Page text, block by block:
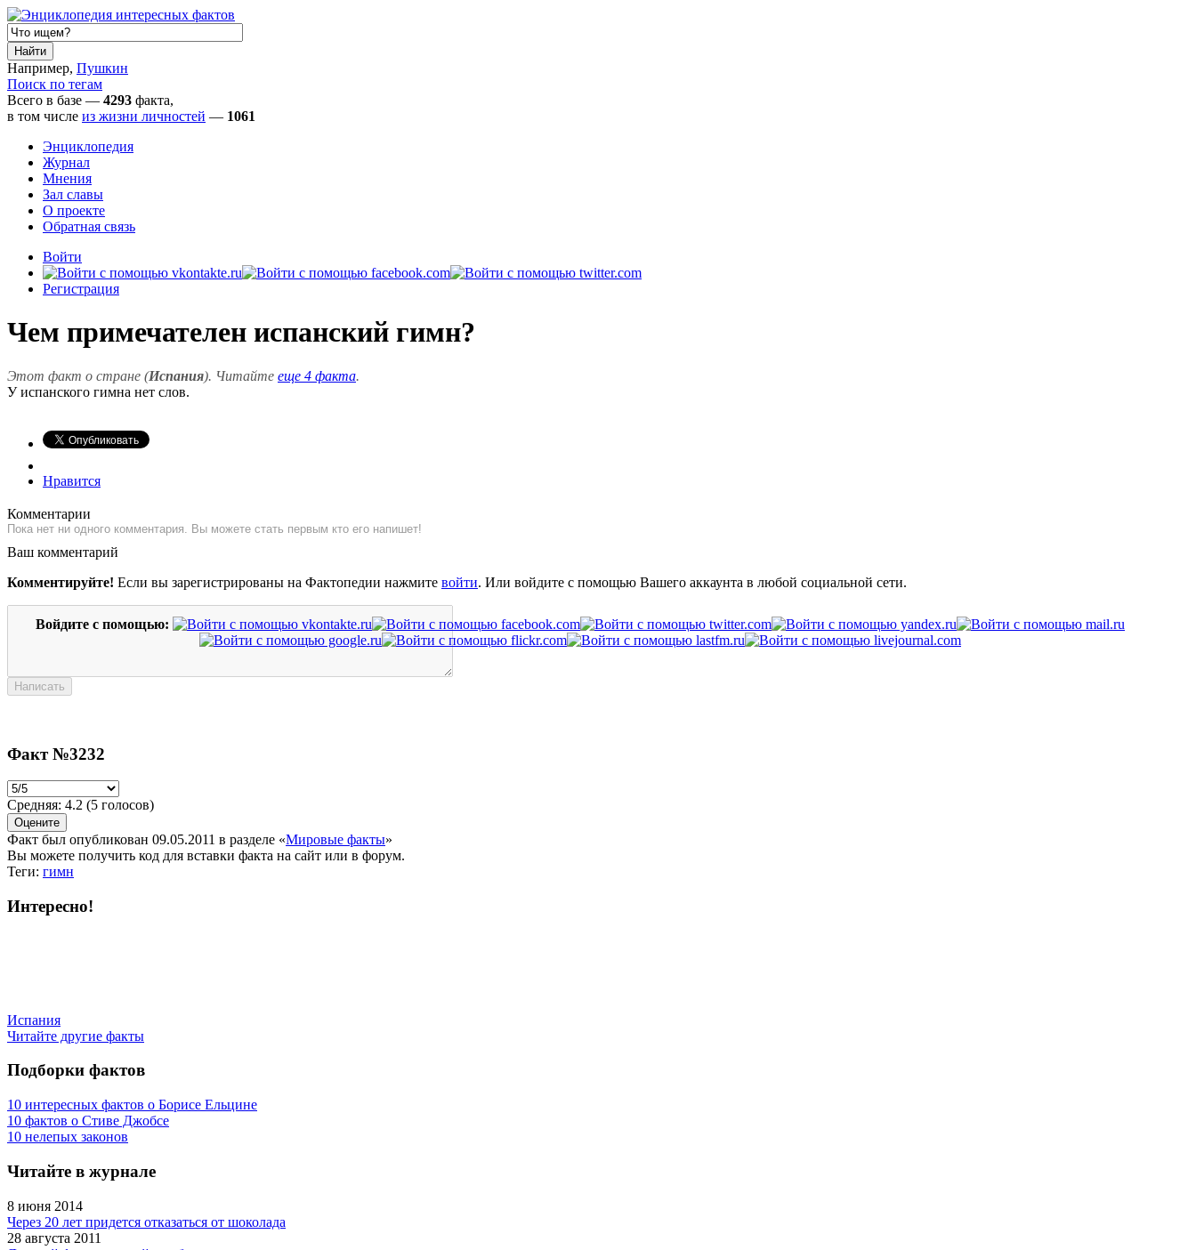
Например, Пушкин
Поиск по тегам
Всего в базе — 4293 факта,
в том числе из жизни личностей — 1061
Энциклопедия
Журнал
Мнения
Зал славы
О проекте
Обратная связь
Войти
Регистрация
Чем примечателен испанский гимн?
Этот факт о стране (Испания). Читайте еще 4 факта.
У испанского гимна нет слов.
Нравится
Комментарии
Пока нет ни одного комментария. Вы можете стать первым кто его напишет!
Ваш комментарий
Комментируйте! Если вы зарегистрированы на Фактопедии нажмите войти. Или войдите с помощью Вашего аккаунта в любой социальной сети.
Войдите с помощью:
Факт №3232
Средняя: 4.2 (5 голосов)
Факт был опубликован 09.05.2011 в разделе «Мировые факты»
Вы можете получить код для вставки факта на сайт или в форум.
Теги: гимн
Интересно!
Испания
Читайте другие факты
Подборки фактов
10 интересных фактов о Борисе Ельцине
10 фактов о Стиве Джобсе
10 нелепых законов
Читайте в журнале
8 июня 2014
Через 20 лет придется отказаться от шоколада
28 августа 2011